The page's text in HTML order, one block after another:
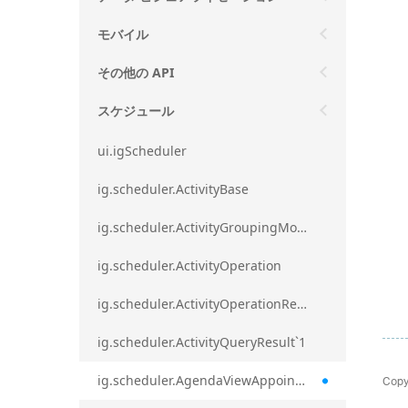
モバイル
その他の API
スケジュール
ui.igScheduler
ig.scheduler.ActivityBase
ig.scheduler.ActivityGroupingMode
ig.scheduler.ActivityOperation
ig.scheduler.ActivityOperationResult`1
ig.scheduler.ActivityQueryResult`1
ig.scheduler.AgendaViewAppointmentScope